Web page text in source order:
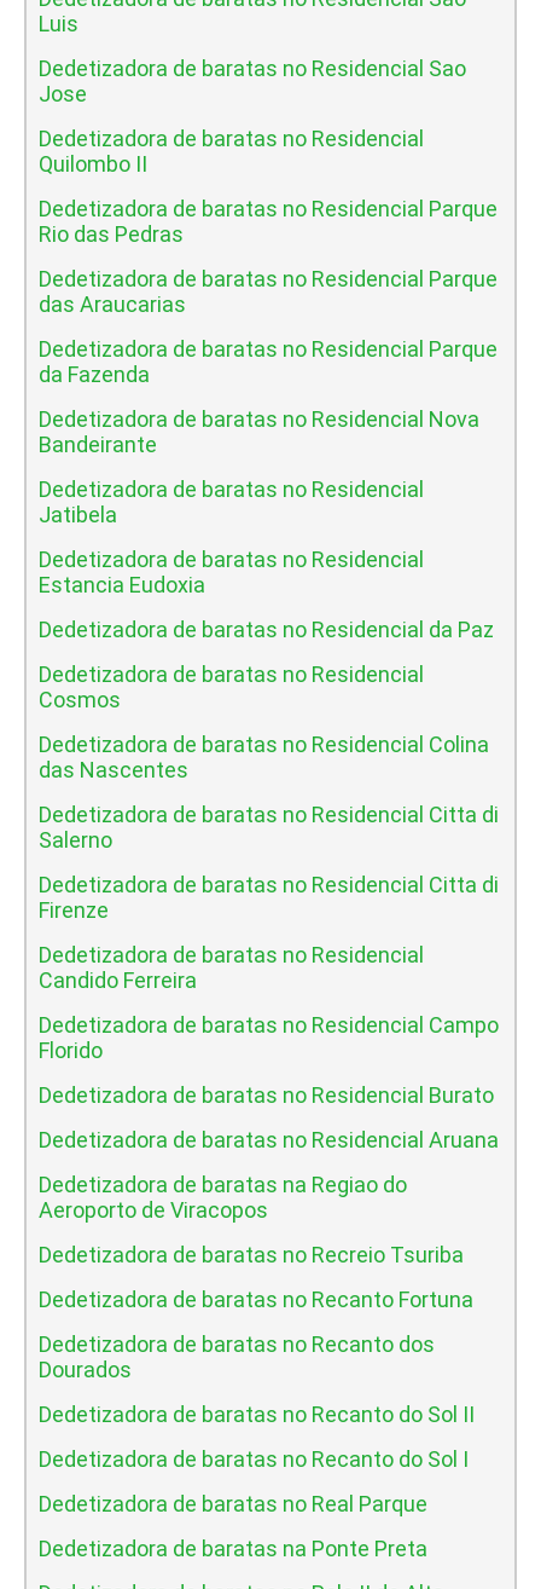
Luis
Dedetizadora de baratas no Residencial Sao
Jose
Dedetizadora de baratas no Residencial
Quilombo II
Dedetizadora de baratas no Residencial Parque
Rio das Pedras
Dedetizadora de baratas no Residencial Parque
das Araucarias
Dedetizadora de baratas no Residencial Parque
da Fazenda
Dedetizadora de baratas no Residencial Nova
Bandeirante
Dedetizadora de baratas no Residencial
Jatibela
Dedetizadora de baratas no Residencial
Estancia Eudoxia
Dedetizadora de baratas no Residencial da Paz
Dedetizadora de baratas no Residencial
Cosmos
Dedetizadora de baratas no Residencial Colina
das Nascentes
Dedetizadora de baratas no Residencial Citta di
Salerno
Dedetizadora de baratas no Residencial Citta di
Firenze
Dedetizadora de baratas no Residencial
Candido Ferreira
Dedetizadora de baratas no Residencial Campo
Florido
Dedetizadora de baratas no Residencial Burato
Dedetizadora de baratas no Residencial Aruana
Dedetizadora de baratas na Regiao do
Aeroporto de Viracopos
Dedetizadora de baratas no Recreio Tsuriba
Dedetizadora de baratas no Recanto Fortuna
Dedetizadora de baratas no Recanto dos
Dourados
Dedetizadora de baratas no Recanto do Sol II
Dedetizadora de baratas no Recanto do Sol I
Dedetizadora de baratas no Real Parque
Dedetizadora de baratas na Ponte Preta